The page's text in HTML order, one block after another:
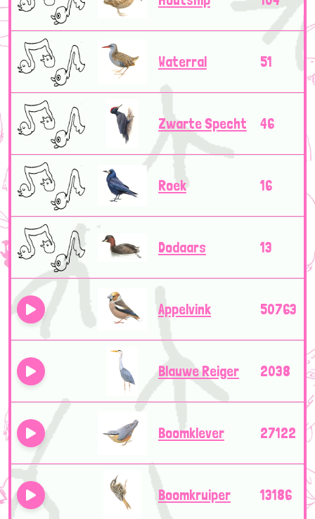
Waterral 51
Zwarte Specht 46
Roek 16
Dodaars 13
Appelvink 50763
Blauwe Reiger 2038
Boomklever 27122
Boomkruiper 13186